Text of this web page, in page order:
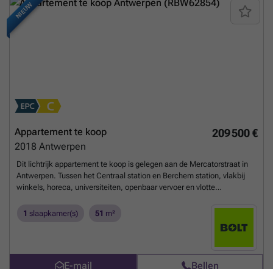
NIEUW
209 500 €
Appartement te koop
2018 Antwerpen
Dit lichtrijk appartement te koop is gelegen aan de Mercatorstraat in
Antwerpen. Tussen het Centraal station en Berchem station, vlakbij
winkels, horeca, universiteiten, openbaar vervoer en vlotte
beschikt over een 1 grote slaapkamer. De grote raampartijen laten het
karaktervolle torens van het Antwerpse Centraal Station. Er is een
gezellige en grote gemeenschappelijke tuin aanwezig. Indeling -
gelegen op derde verdieping (lift aanwezig) - inkomhal met
1 slaapkamer(s) 51 m²
E-mail Bellen